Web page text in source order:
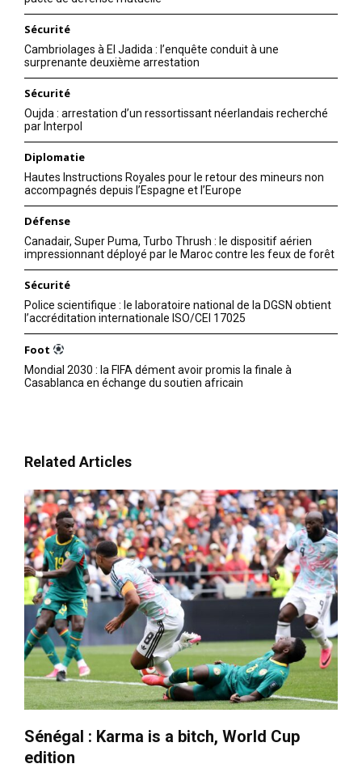
Sécurité
Cambriolages à El Jadida : l’enquête conduit à une
surprenante deuxième arrestation
Sécurité
Oujda : arrestation d’un ressortissant néerlandais recherché
par Interpol
Diplomatie
Hautes Instructions Royales pour le retour des mineurs non
accompagnés depuis l’Espagne et l’Europe
Défense
Canadair, Super Puma, Turbo Thrush : le dispositif aérien
impressionnant déployé par le Maroc contre les feux de forêt
Sécurité
Police scientifique : le laboratoire national de la DGSN obtient
l’accréditation internationale ISO/CEI 17025
Foot
Mondial 2030 : la FIFA dément avoir promis la finale à
Casablanca en échange du soutien africain
Related Articles
Sénégal : Karma is a bitch, World Cup
edition